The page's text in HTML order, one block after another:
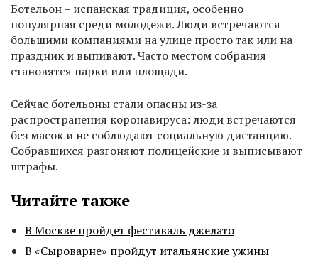
Ботельон – испанская традиция, особенно
популярная среди молодежи. Люди встречаются
большими компаниями на улице просто так или на
праздник и выпивают. Часто местом собрания
становятся парки или площади.
Сейчас ботельоны стали опасны из-за
распространения коронавируса: люди встречаются
без масок и не соблюдают социальную дистанцию.
Собравшихся разгоняют полицейские и выписывают
штрафы.
Читайте также
В Москве пройдет фестиваль джелато
В «Сыроварне» пройдут итальянские ужины